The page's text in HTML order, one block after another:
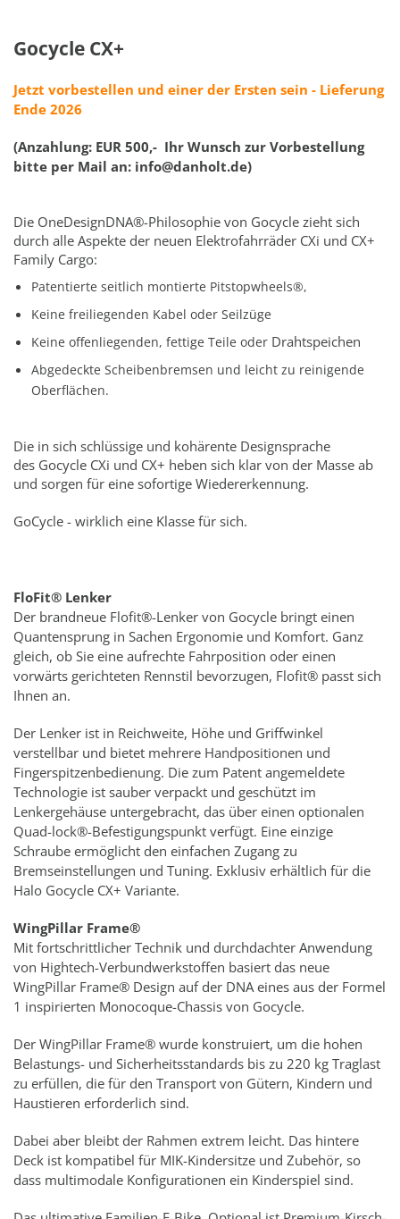
Gocycle CX+
Jetzt vorbestellen und einer der Ersten sein - Lieferung
Ende 2026
(Anzahlung: EUR 500,- Ihr Wunsch zur Vorbestellung
bitte per Mail an: info@danholt.de)
Die OneDesignDNA®-Philosophie von Gocycle zieht sich
durch alle Aspekte der neuen Elektrofahrräder CXi und CX+
Family Cargo:
Patentierte seitlich montierte Pitstopwheels®,
Keine freiliegenden Kabel oder Seilzüge
Keine offenliegenden, fettige Teile oder Drahtspeichen
Abgedeckte Scheibenbremsen und leicht zu reinigende
Oberflächen.
Die in sich schlüssige und kohärente Designsprache
des Gocycle CXi und CX+ heben sich klar von der Masse ab
und sorgen für eine sofortige Wiedererkennung.
GoCycle - wirklich eine Klasse für sich.
FloFit® Lenker
Der brandneue Flofit®-Lenker von Gocycle bringt einen
Quantensprung in Sachen Ergonomie und Komfort. Ganz
gleich, ob Sie eine aufrechte Fahrposition oder einen
vorwärts gerichteten Rennstil bevorzugen, Flofit® passt sich
Ihnen an.
Der Lenker ist in Reichweite, Höhe und Griffwinkel
verstellbar und bietet mehrere Handpositionen und
Fingerspitzenbedienung. Die zum Patent angemeldete
Technologie ist sauber verpackt und geschützt im
Lenkergehäuse untergebracht, das über einen optionalen
Quad-lock®-Befestigungspunkt verfügt. Eine einzige
Schraube ermöglicht den einfachen Zugang zu
Bremseinstellungen und Tuning. Exklusiv erhältlich für die
Halo Gocycle CX+ Variante.
WingPillar Frame®
Mit fortschrittlicher Technik und durchdachter Anwendung
von Hightech-Verbundwerkstoffen basiert das neue
WingPillar Frame® Design auf der DNA eines aus der Formel
1 inspirierten Monocoque-Chassis von Gocycle.
Der WingPillar Frame® wurde konstruiert, um die hohen
Belastungs- und Sicherheitsstandards bis zu 220 kg Traglast
zu erfüllen, die für den Transport von Gütern, Kindern und
Haustieren erforderlich sind.
Dabei aber bleibt der Rahmen extrem leicht. Das hintere
Deck ist kompatibel für MIK-Kindersitze und Zubehör, so
dass multimodale Konfigurationen ein Kinderspiel sind.